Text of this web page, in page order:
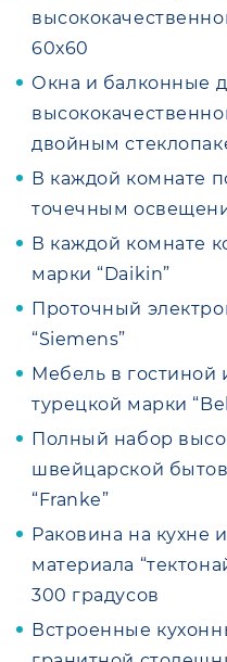
60х60
Окна и балконные
двойным
В каждой комнате
точечным
В каждой комнате
марки “Daikin”
Проточный
“Siemens”
Мебель в гостиной
турецкой марки
Полный набор
швейцарской
“Franke”
Раковина на кухне
материала
300 градусов
Встроенные